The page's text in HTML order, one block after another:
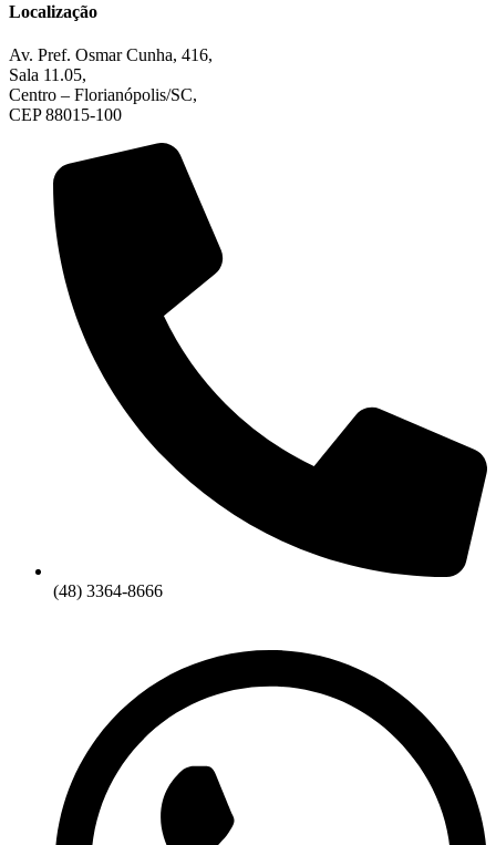
Localização
Av. Pref. Osmar Cunha, 416,
Sala 11.05,
Centro – Florianópolis/SC,
CEP 88015-100
(48) 3364-8666